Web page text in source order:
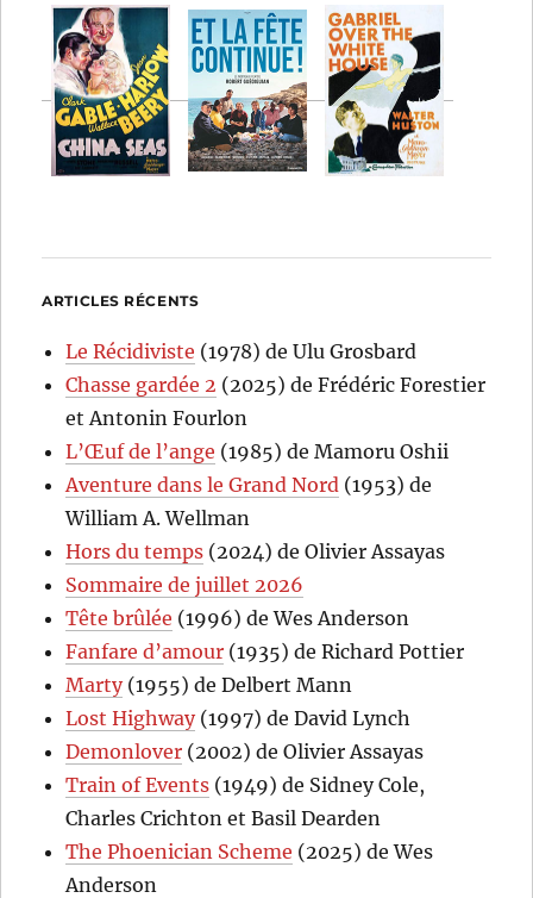
ARTICLES RÉCENTS
Le Récidiviste (1978) de Ulu Grosbard
Chasse gardée 2 (2025) de Frédéric Forestier
et Antonin Fourlon
L’Œuf de l’ange (1985) de Mamoru Oshii
Aventure dans le Grand Nord (1953) de
William A. Wellman
Hors du temps (2024) de Olivier Assayas
Sommaire de juillet 2026
Tête brûlée (1996) de Wes Anderson
Fanfare d’amour (1935) de Richard Pottier
Marty(1955) de Delbert Mann
Lost Highway(1997) de David Lynch
Demonlover (2002) de Olivier Assayas
Train of Events (1949) de Sidney Cole,
Charles Crichton et Basil Dearden
The Phoenician Scheme (2025) de Wes
Anderson